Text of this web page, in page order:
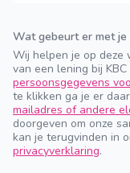
Wat gebeurt er met
Wij helpen je op deze
van een lening bij KBC
persoonsgegevens
te klikken ga je er
mailadres of andere
doorgeven om onze
kan je terugvinden in
privacyverklaring.